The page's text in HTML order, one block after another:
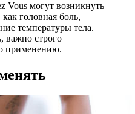
Vous могут возникнуть
головная боль,
температуры тела.
важно строго
применению.